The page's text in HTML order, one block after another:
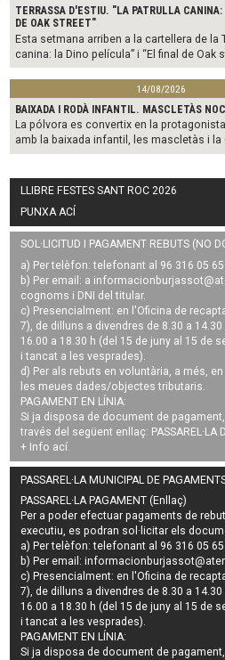
TERRASSA D'ESTIU. "LA PATRULLA
DE OAK STREET"
Esta setmana arriben a la cartellera de la
canina: la Dino película” i “El final de Oak
14/08/2026
BAIXADA I RODÀ INFANTIL. MASCLETÀS
La pólvora es convertix en la
amb la baixada infantil, les mascletàs i la
LLIBRE FESTES SANT ROC 2026
PUNXA ACÍ
SOL·LICITUD I PAGAMENT REBUTS (NO
a) Per telèfon: telefonant al 96 316 05 65.
b) Per email: a
cognoms i DNI del titular.
c) Presencialment: en l'Oficina de
7), de dilluns a divendres de 8.30 a
16.00 a 18.30 h (del 15 de juny al 15 de
i tancat a les vesprades).
d) Per als rebuts en voluntària, a més,
les meues dades/objectes tributaris.
PAGAMENT EN LÍNIA:
Si ja disposa de document de
través del següent enllaç: PASSAREL·LA
+ Info ací.
PASSAREL·LA MUNICIPAL DE
PASSAREL·LA PAGAMENT (Enllaç)
Per a poder efectuar pagaments de
executiu, es podran sol·licitar els
a) Per telèfon: telefonant al 96 316 05 65.
b) Per email:
c) Presencialment: en l'Oficina de
7), de dilluns a divendres de 8.30 a
16.00 a 18.30 h (del 15 de juny al 15 de
i tancat a les vesprades).
PAGAMENT EN LÍNIA:
Si ja disposa de document de